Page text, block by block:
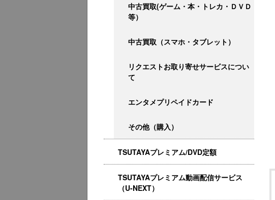
中古買取(ゲーム・本・トレカ・ＤＶＤ
等）
中古買取（スマホ・タブレット）
リクエストお取り寄せサービスについ
て
エンタメプリペイドカード
その他（購入）
TSUTAYAプレミアム/DVD定額
TSUTAYAプレミアム動画配信サービス
（U-NEXT）